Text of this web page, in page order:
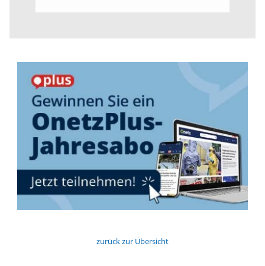
zurück zur Übersicht